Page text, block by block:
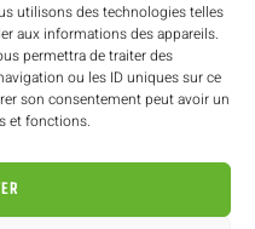
utilisons des technologies telles
aux informations des appareils.
permettra de traiter des
ou les ID uniques sur ce
son consentement peut avoir un
et fonctions.